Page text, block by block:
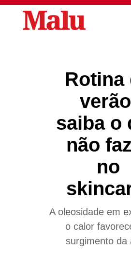
Rotina
saiba o
não
no
A oleosidade em
o calor
surgimento da